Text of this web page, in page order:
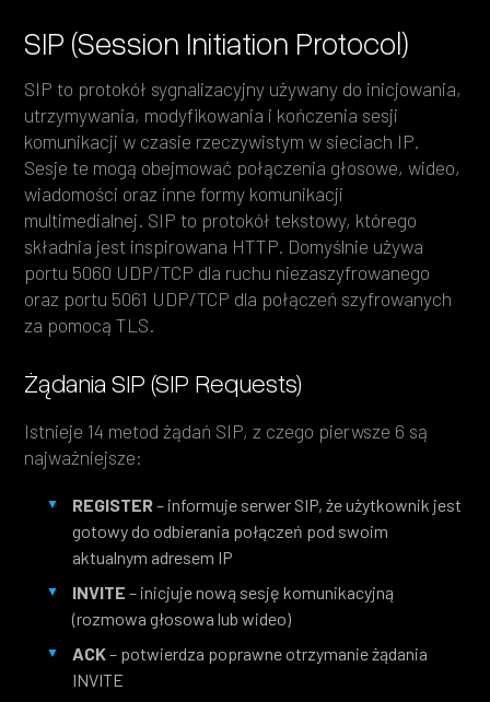
SIP (Session Initiation Protocol)
SIP to protokół sygnalizacyjny używany do inicjowania,
utrzymywania, modyfikowania i kończenia sesji
komunikacji w czasie rzeczywistym w sieciach IP.
Sesje te mogą obejmować połączenia głosowe, wideo,
wiadomości oraz inne formy komunikacji
multimedialnej. SIP to protokół tekstowy, którego
składnia jest inspirowana HTTP. Domyślnie używa
portu 5060 UDP/TCP dla ruchu niezaszyfrowanego
oraz portu 5061 UDP/TCP dla połączeń szyfrowanych
za pomocą TLS.
Żądania SIP (SIP Requests)
Istnieje 14 metod żądań SIP, z czego pierwsze 6 są
najważniejsze:
REGISTER– informuje serwer SIP, że użytkownik jest
gotowy do odbierania połączeń pod swoim
aktualnym adresem IP
INVITE – inicjuje nową sesję komunikacyjną
(rozmowa głosowa lub wideo)
ACK– potwierdza poprawne otrzymanie żądania
INVITE